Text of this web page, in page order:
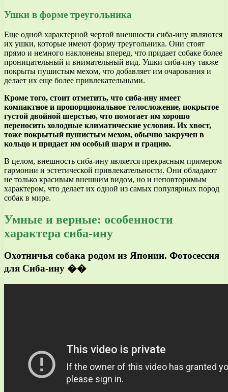
Ушки в форме треугольника
Еще одной характерной чертой внешности сиба-ину являются
их ушки, которые имеют форму треугольника. Они стоят
прямо и немного наклонены вперед, что придает собаке более
проницательный и внимательный вид. Ушки сиба-ину также
покрыты пушистым мехом, что добавляет им очарования и
делает их еще более привлекательными.
Кроме того, стоит отметить, что сиба-ину имеет
компактное и пропорциональное телосложение, покрытое
густой двойной шерстью, что помогает им хорошо
переносить холодные климатические условия. Их хвост,
тоже покрытый пушистым мехом, обычно закручен в
кольцо и придает им особый шарм и грацию.
В целом, внешность сиба-ину является прекрасным примером
гармонии и эстетической привлекательности. Они обладают
не только красивым внешним видом, но и неповторимым
характером, что делает их одной из самых популярных пород
собак в мире.
Умные и верные: особенности
характера сиба-ину
Охотничья собака родом из Японии. Фотосессия
для Сиба-ину ��